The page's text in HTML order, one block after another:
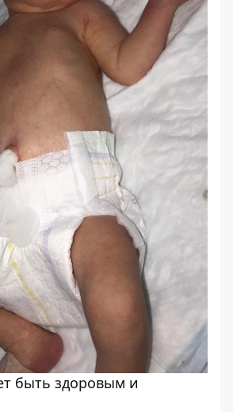
быть здоровым и